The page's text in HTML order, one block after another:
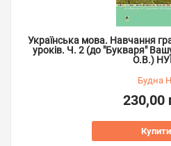
Українська мова. Навчання
уроків. Ч. 2 (до "Букваря"
О.В.)
Будна
230,00
Купити